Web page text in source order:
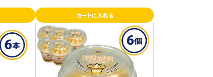
カートに入れる